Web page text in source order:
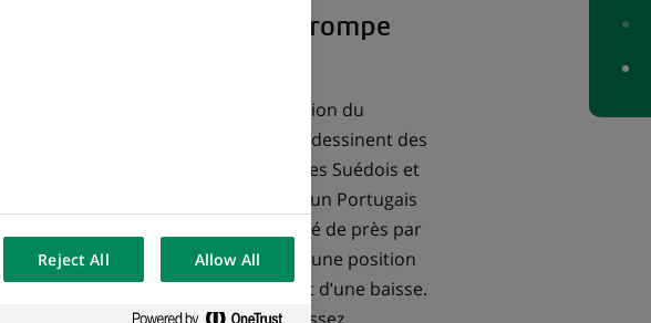
: une stabilité en trompe
dominant est celui d’une stagnation du
%). Et pourtant, derrière ce chiffre se dessinent des
fortes. Alors que pour 70 % des Suédois et
d’achat a stagné ou augmenté, un Portugais
une baisse, un constat partagé de près par
et les Italiens. La France connait une position
% des Français qui ont le sentiment d’une baisse.
Reject All Allow All